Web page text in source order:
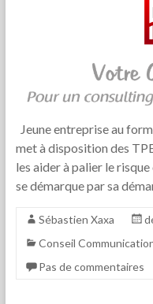
Jeune entreprise au
met à disposition des
les aider à palier le
se démarque par sa
Sébastien Xaxa
Conseil
Pas de commentaires